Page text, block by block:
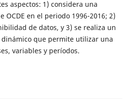
aspectos: 1) considera una
OCDE en el periodo 1996-2016; 2)
de datos, y 3) se realiza un
que permite utilizar una
variables y períodos.